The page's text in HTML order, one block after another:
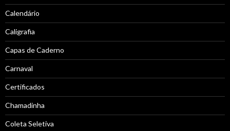
Calendário
Caligrafia
Capas de Caderno
Carnaval
Certificados
Chamadinha
Coleta Seletiva